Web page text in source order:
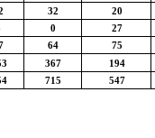
32
20
0
27
64
75
367
194
715 547